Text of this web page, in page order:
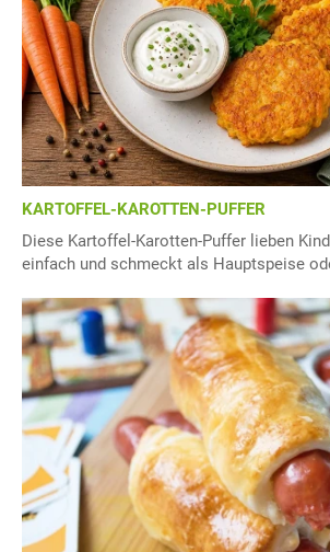
KARTOFFEL-KAROTTEN-PUFFER
Diese Kartoffel-Karotten-Puffer lieben
einfach und schmeckt als Hauptspeise